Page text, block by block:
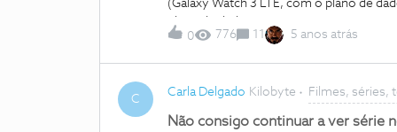
(Galaxy Watch 3 LTE, com o plano de
plano de dados?
0
776 11 5 anos atrás
C
Carla Delgado Kilobyte Filmes, séries,
Não consigo continuar a ver série